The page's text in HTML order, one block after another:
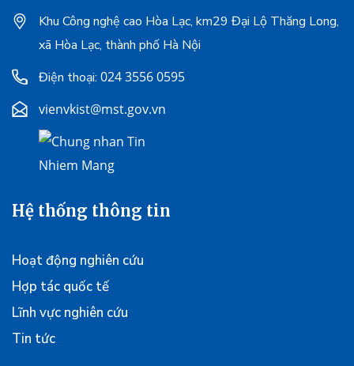
Khu Công nghệ cao Hòa Lạc, km29 Đại Lộ Thăng Long,
xã Hòa Lạc, thành phố Hà Nội
Điện thoại: 024 3556 0595
vienvkist@mst.gov.vn
Hệ thống thông tin
Hoạt động nghiên cứu
Hợp tác quốc tế
Lĩnh vực nghiên cứu
Tin tức